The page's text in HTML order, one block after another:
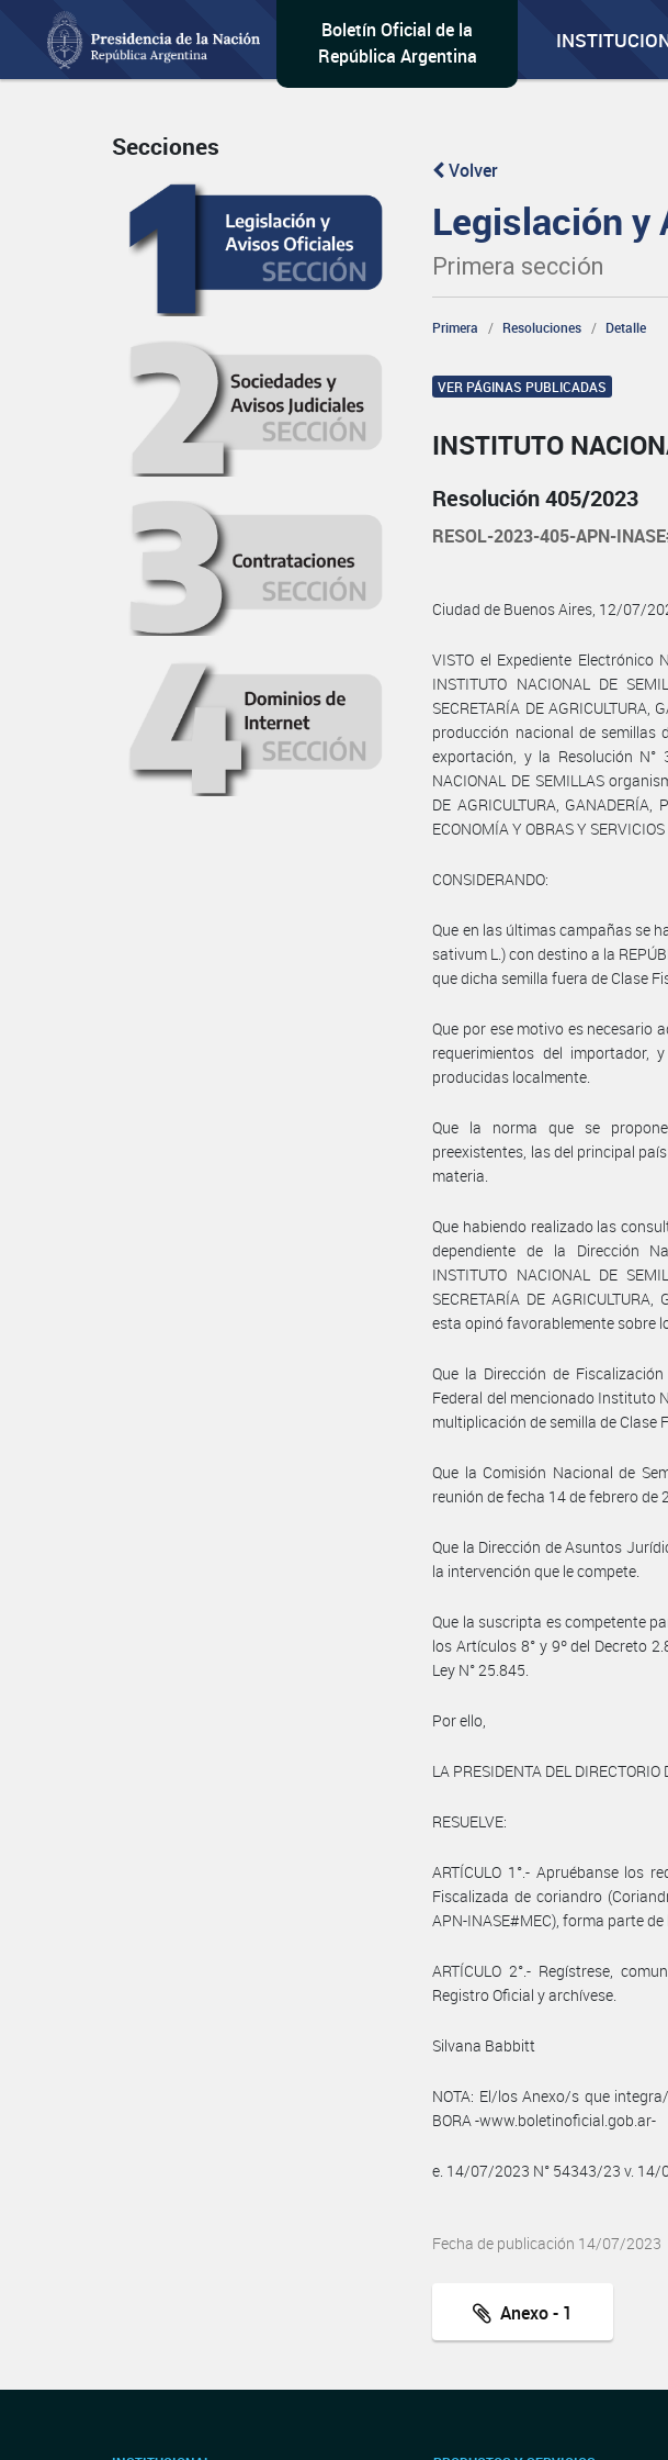
Boletín Oficial de la
República Argentina
Secciones
Volver
Legislación y
Primera sección
Primera Resoluciones Detalle
VER PÁGINAS PUBLICADAS
INSTITUTO
Resolución 405/2023
RESOL-2023-405-APN-
Ciudad de Buenos Aires, 12/07/
VISTO el Expediente Electrónico
INSTITUTO NACIONAL DE
SECRETARÍA DE AGRICULTURA,
producción nacional de semillas
exportación, y la Resolución
NACIONAL DE SEMILLAS
DE AGRICULTURA,
ECONOMÍA Y OBRAS Y
CONSIDERANDO:
Que en las últimas campañas se
sativum L.) con destino a la
que dicha semilla fuera de Clase
Que por ese motivo es necesario
requerimientos del importador,
producidas localmente.
Que la norma que se
preexistentes, las del principal
materia.
Que habiendo realizado las
dependiente de la Dirección
INSTITUTO NACIONAL DE
SECRETARÍA DE
esta opinó favorablemente sobre
Que la Dirección de
Federal del mencionado Instituto
multiplicación de semilla de Clase
Que la Comisión Nacional de
reunión de fecha 14 de febrero de
Que la Dirección de Asuntos
la intervención que le compete.
Que la suscripta es competente
los Artículos 8° y 9º del Decreto
Ley N° 25.845.
Por ello,
LA PRESIDENTA DEL
RESUELVE:
ARTÍCULO 1°.- Apruébanse los
Fiscalizada de coriandro
APN-INASE#MEC), forma parte
ARTÍCULO 2°.- Regístrese,
Registro Oficial y archívese.
Silvana Babbitt
NOTA: El/los Anexo/s que
BORA -www.boletinoficial.gob.ar-
e. 14/07/2023 N° 54343/23 v. 14/
Fecha de publicación 14/07/2023
Anexo - 1